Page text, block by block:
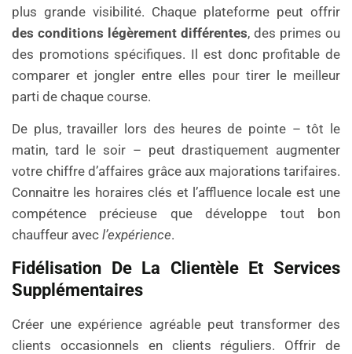
plus grande visibilité. Chaque plateforme peut offrir
des conditions légèrement différentes, des primes ou
des promotions spécifiques. Il est donc profitable de
comparer et jongler entre elles pour tirer le meilleur
parti de chaque course.
De plus, travailler lors des heures de pointe – tôt le
matin, tard le soir – peut drastiquement augmenter
votre chiffre d’affaires grâce aux majorations tarifaires.
Connaitre les horaires clés et l’affluence locale est une
compétence précieuse que développe tout bon
chauffeur avec l’expérience.
Fidélisation De La Clientèle Et Services
Supplémentaires
Créer une expérience agréable peut transformer des
clients occasionnels en clients réguliers. Offrir de